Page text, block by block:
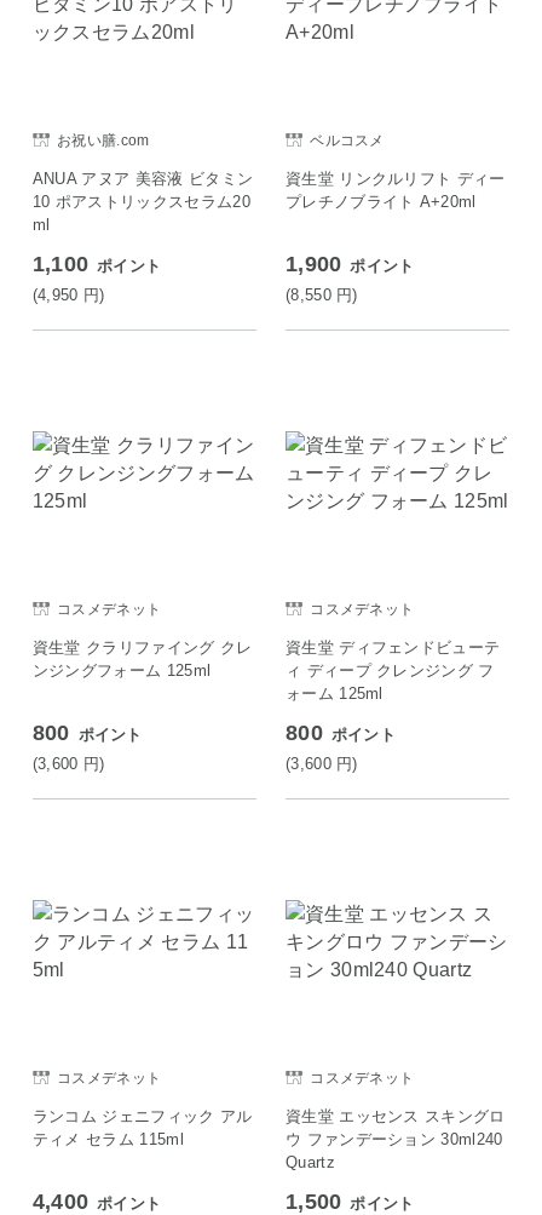
お祝い膳.com
ANUA アヌア 美容液 ビタミン
10 ポアストリックスセラム20
ml
1,100 ポイント
(4,950 円)
ベルコスメ
資生堂 リンクルリフト ディー
プレチノブライト A+20ml
1,900 ポイント
(8,550 円)
コスメデネット
資生堂 クラリファイング クレ
ンジングフォーム 125ml
800 ポイント
(3,600 円)
コスメデネット
資生堂 ディフェンドビューテ
ィ ディープ クレンジング フ
ォーム 125ml
800 ポイント
(3,600 円)
コスメデネット
ランコム ジェニフィック アル
ティメ セラム 115ml
4,400 ポイント
コスメデネット
資生堂 エッセンス スキングロ
ウ ファンデーション 30ml240
Quartz
1,500 ポイント